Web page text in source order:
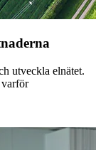
utveckla elnätet.